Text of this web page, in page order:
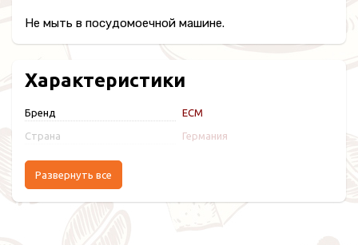
Не мыть в посудомоечной машине.
Характеристики
Бренд ECM
Страна Германия
Развернуть все